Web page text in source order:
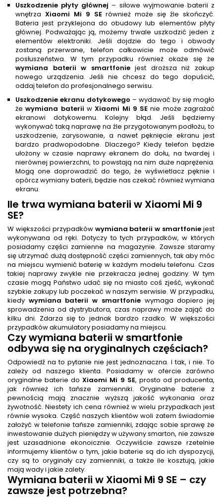
Uszkodzenie płyty głównej – siłowe wyjmowanie baterii z
wnętrza Xiaomi Mi 9 SErównież może się źle skończyć.
Bateria jest przyklejona do obudowy lub elementów płyty
głównej. Podważając ją, możemy trwale uszkodzić jeden z
elementów elektroniki. Jeśli dojdzie do tego i obwody
zostaną przerwane, telefon całkowicie może odmówić
posłuszeństwa. W tym przypadku również okaże się że
wymiana baterii w smartfoniejest droższa niż zakup
nowego urządzenia. Jeśli nie chcesz do tego dopuścić,
oddaj telefon do profesjonalnego serwisu.
Uszkodzenie ekranu dotykowego – wydawać by się mogło
żewymiana baterii wXiaomi Mi 9 SE nie może zagrażać
ekranowi dotykowemu. Kolejny błąd. Jeśli będziemy
wykonywać taką naprawę na źle przygotowanym podłożu, to
uszkodzenie, zarysowanie, a nawet pęknięcie ekranu jest
bardzo pradwopodobne. Dlaczego? Kiedy telefon będzie
ułożony w czasie naprawy ekranem do dołu, na twardej i
nierównej powierzchni, to powstają na nim duże naprężenia.
Mogą one doprowadzić do tego, że wyświetlacz pęknie i
opórcz wymiany baterii, będzie nas czekać również wymiana
ekranu.
Ile trwa wymiana baterii w Xiaomi Mi 9
SE?
W większości przypadków wymiana baterii w smartfonie jest
wykonywana od ręki. Dotyczy to tych przypadków, w których
posiadamy części zamienne na magazynie. Zawsze staramy
się utrzymać dużą dostępność części zamiennych, tak aby móc
na miejscu wymienić baterię w każdym modelu telefonu. Czas
takiej naprawy zwykle nie przekracza jednej godziny. W tym
czasie mogą Państwo udać się na miasto coś zjeść, wykonać
szybkie zakupy lub poczekać w naszym serwisie. W przypadku,
kiedy wymiana baterii w smartfoniewymaga dopiero jej
sprowadzenia od dystrybutora, czas naprawy może zająć do
kilku dni. Zdarza się to jednak bardzo rzadko. W większości
przypadków akumulatory posiadamy na miejscu.
Czywymiana baterii w smartfonie
odbywa się na oryginalnych częściach?
Odpowiedź na to pytanie nie jest jednoznaczna. I tak, i nie. To
zależy od naszego klienta. Posiadamy w ofercie zarówno
oryginalne baterie doXiaomi Mi 9 SE, prosto od producenta,
jak również ich tańsze zamienniki. Oryginalne baterie z
pewnością mają znacznie wyższą jakość wykonania oraz
żywotność. Niestety ich cena również w wielu przypadkach jest
równie wysoka. Część naszych klientów woli zatem świadomie
założyć w telefonie tańsze zamienniki, zdając sobie sprawę że
inwestowanie dużych pieniędzy w używany smarton, nie zawsze
jest uzasadnione ekonoicznie. Oczywiście zawsze rzetelnie
informujemy klientów o tym, jakie baterie są do ich dyspozycji,
czy są to oryginały czy zamienniki, a także ile kosztują, jakie
mają wady i jakie zalety.
Wymiana baterii w Xiaomi Mi 9 SE – czy
zawsze jest potrzebna?